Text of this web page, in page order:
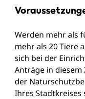
Werden mehr als
mehr als 20 Tiere
sich bei der
Anträge in diesem
der
Ihres Stadtkreises